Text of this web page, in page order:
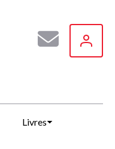
Livres